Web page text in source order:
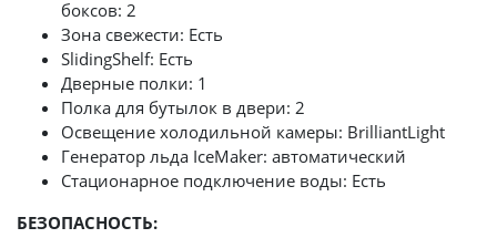
боксов: 2
Зона свежести: Есть
SlidingShelf: Есть
Дверные полки: 1
Полка для бутылок в двери: 2
Освещение холодильной камеры: BrilliantLight
Генератор льда IceMaker: автоматический
Стационарное подключение воды: Есть
БЕЗОПАСНОСТЬ: